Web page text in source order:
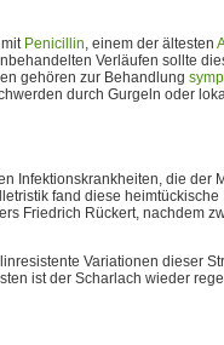
Penicillin, einem der ältesten
Verläufen sollte
gehören zur Behandlung
durch Gurgeln oder
Infektionskrankheiten, die der
fand diese
Friedrich Rückert, nachdem
Variationen dieser
ist der Scharlach wieder